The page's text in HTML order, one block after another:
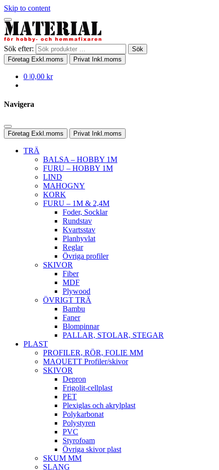
Skip to content
Sök efter:
Sök
Företag Exkl.moms Privat Inkl.moms
0 |0,00 kr
Navigera
Företag Exkl.moms Privat Inkl.moms
TRÄ
BALSA – HOBBY 1M
FURU – HOBBY 1M
LIND
MAHOGNY
KORK
FURU – 1M & 2,4M
Foder, Socklar
Rundstav
Kvartsstav
Planhyvlat
Reglar
Övriga profiler
SKIVOR
Fiber
MDF
Plywood
ÖVRIGT TRÄ
Bambu
Faner
Blompinnar
PALLAR, STOLAR, STEGAR
PLAST
PROFILER, RÖR, FOLIE MM
MAQUETT Profiler/skivor
SKIVOR
Depron
Frigolit-cellplast
PET
Plexiglas och akrylplast
Polykarbonat
Polystyren
PVC
Styrofoam
Övriga skivor plast
SKUM MM
SLANG